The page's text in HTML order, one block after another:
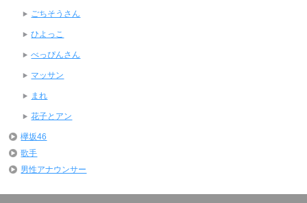
ごちそうさん
ひよっこ
べっぴんさん
マッサン
まれ
花子とアン
欅坂46
歌手
男性アナウンサー